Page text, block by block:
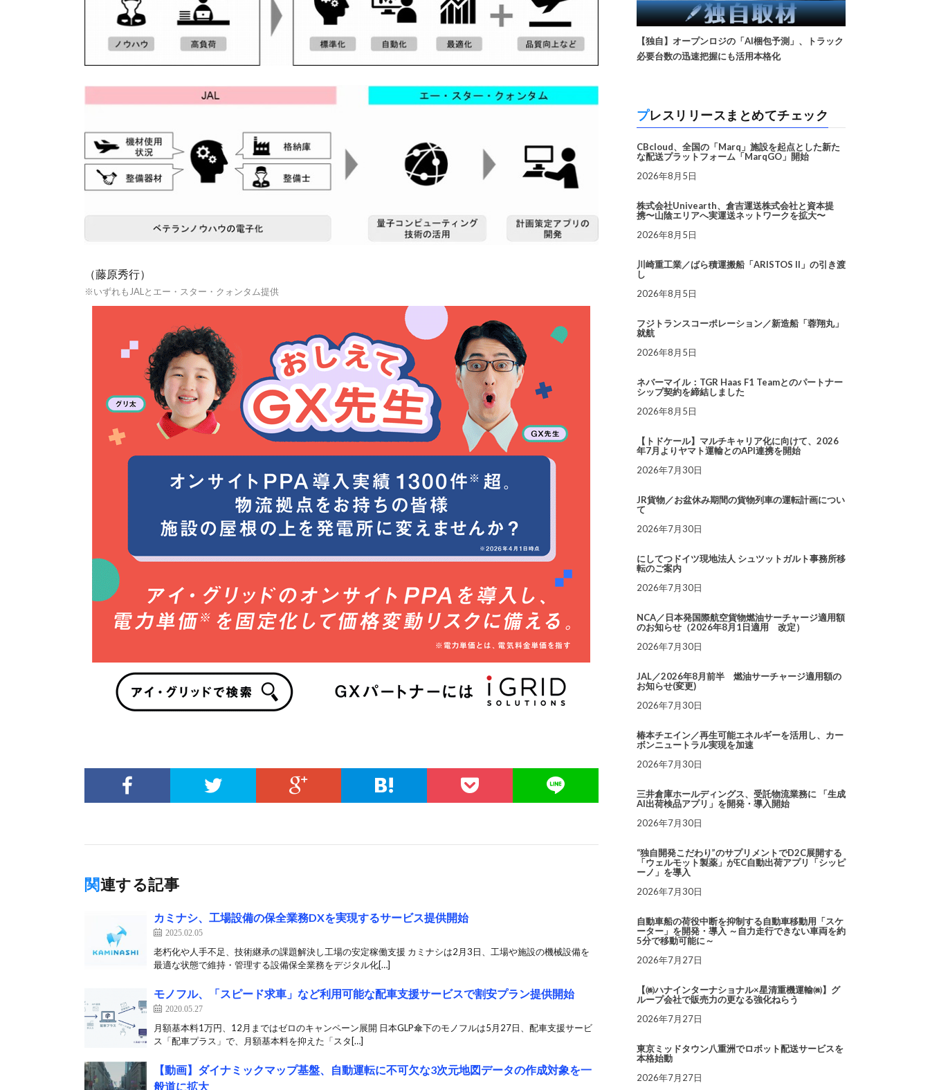
（藤原秀行）
※いずれもJALとエー・スター・クォンタム提供
関連する記事
カミナシ、工場設備の保全業務DXを実現するサービス提供開始
2025.02.05
老朽化や人手不足、技術継承の課題解決し工場の安定稼働支援 カミナシは2月3日、工場や施設の機械設備を
最適な状態で維持・管理する設備保全業務をデジタル化[…]
モノフル、「スピード求車」など利用可能な配車支援サービスで割安プラン提供開始
2020.05.27
月額基本料1万円、12月まではゼロのキャンペーン展開 日本GLP傘下のモノフルは5月27日、配車支援サービ
ス「配車プラス」で、月額基本料を抑えた「スタ[…]
【動画】ダイナミックマップ基盤、自動運転に不可欠な3次元地図データの作成対象を一
般道に拡大
【独自】オープンロジの「AI梱包予測」、トラック
必要台数の迅速把握にも活用本格化
プレスリリースまとめてチェック
CBcloud、全国の「Marq」施設を起点とした新た
な配送プラットフォーム「MarqGO」開始
2026年8月5日
株式会社Univearth、倉吉運送株式会社と資本提
携〜山陰エリアへ実運送ネットワークを拡大〜
2026年8月5日
川崎重工業／ばら積運搬船「ARISTOS II」の引き渡
し
2026年8月5日
フジトランスコーポレーション／新造船「蓉翔丸」
就航
2026年8月5日
ネバーマイル：TGR Haas F1 Teamとのパートナー
シップ契約を締結しました
2026年8月5日
【トドケール】マルチキャリア化に向けて、2026
年7月よりヤマト運輸とのAPI連携を開始
2026年7月30日
JR貨物／お盆休み期間の貨物列車の運転計画につい
て
2026年7月30日
にしてつドイツ現地法人 シュツットガルト事務所移
転のご案内
2026年7月30日
NCA／日本発国際航空貨物燃油サーチャージ適用額
のお知らせ（2026年8月1日適用 改定）
2026年7月30日
JAL／2026年8月前半 燃油サーチャージ適用額の
お知らせ(変更)
2026年7月30日
椿本チエイン／再生可能エネルギーを活用し、カー
ボンニュートラル実現を加速
2026年7月30日
三井倉庫ホールディングス、受託物流業務に 「生成
AI出荷検品アプリ」を開発・導入開始
2026年7月30日
“独自開発こだわり”のサプリメントでD2C展開する
「ウェルモット製薬」がEC自動出荷アプリ「シッピ
ーノ」を導入
2026年7月30日
自動車船の荷役中断を抑制する自動車移動用「スケ
ーター」を開発・導入 ～自力走行できない車両を約
5分で移動可能に～
2026年7月27日
【㈱ハナインターナショナル×星清重機運輸㈱】グ
ループ会社で販売力の更なる強化ねらう
2026年7月27日
東京ミッドタウン八重洲でロボット配送サービスを
本格始動
2026年7月27日